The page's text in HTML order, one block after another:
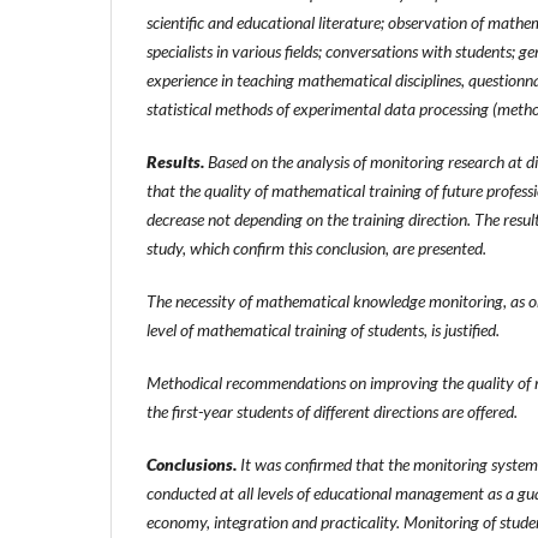
scientific and educational literature; observation of
specialists in various fields; conversations with students;
experience in teaching mathematical disciplines,
statistical methods of experimental data processing
Results.Based on the analysis of monitoring research at
that the quality of mathematical training of future
decrease not depending on the training direction. The
study, which confirm this conclusion, are presented.
The necessity of mathematical knowledge monitoring, as
level of mathematical training of students, is justified.
Methodical recommendations on improving the quality
the first-year students of different directions are offered.
Conclusions. It was confirmed that the monitoring
conducted at all levels of educational management as a
economy, integration and practicality. Monitoring of